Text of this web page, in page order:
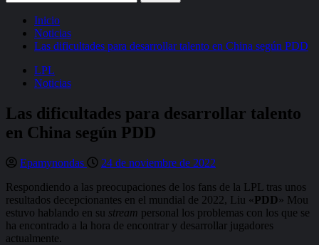
Inicio
Noticias
Las dificultades para desarrollar talento en China según PDD
LPL
Noticias
Las dificultades para desarrollar talento
en China según PDD
Epamynondas
24 de noviembre de 2022
Respondiendo a las preocupaciones de los fans de la LPL tras unos
resultados decepcionantes en el mundial de 2022, Liu «PDD» Mou
estuvo hablando en su stream personal los problemas con los que se
ha encontrado a la hora de encontrar y desarrollar jugadores
actualmente.